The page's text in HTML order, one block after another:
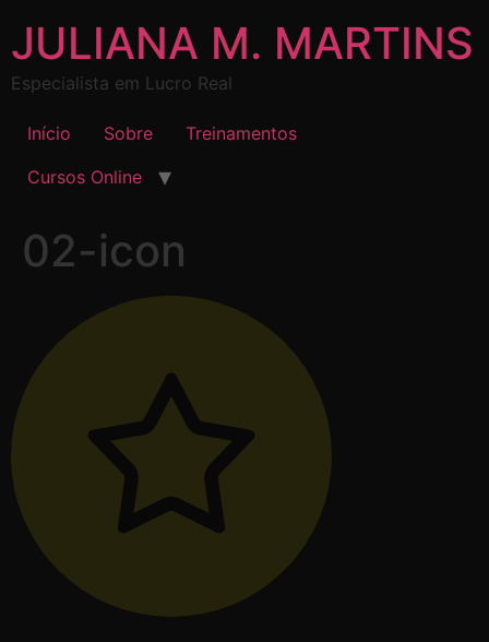
JULIANA M. MARTINS
Especialista em Lucro Real
Início Sobre
Treinamentos
Cursos Online
02-icon